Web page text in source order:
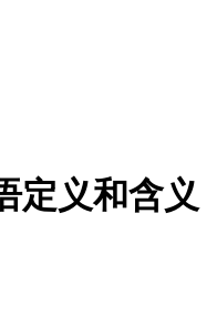
定义和含义